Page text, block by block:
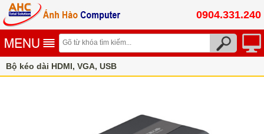
0904.331.240
Bộ kéo dài HDMI, VGA, USB